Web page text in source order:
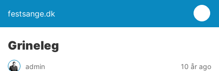
festsange.dk
Grineleg
admin 10 år ago